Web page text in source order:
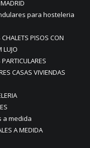
para hosteleria
PISOS CON
LUJO
CASAS VIVIENDAS
a medida
A MEDIDA